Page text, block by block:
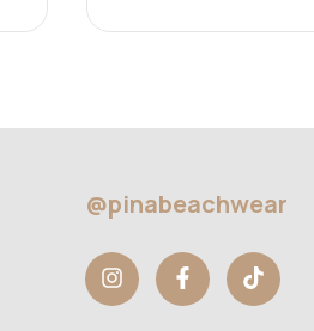
@pinabeachwear